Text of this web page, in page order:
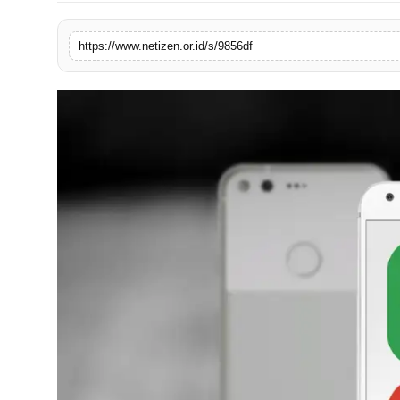
https://www.netizen.or.id/s/9856df